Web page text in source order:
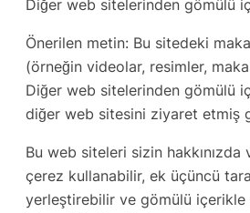
Diğer web sitelerinden gömülü
Önerilen metin: Bu sitedeki
(örneğin videolar, resimler,
Diğer web sitelerinden gömülü
diğer web sitesini ziyaret etmiş
Bu web siteleri sizin
çerez kullanabilir, ek üçüncü
yerleştirebilir ve gömülü içerikle